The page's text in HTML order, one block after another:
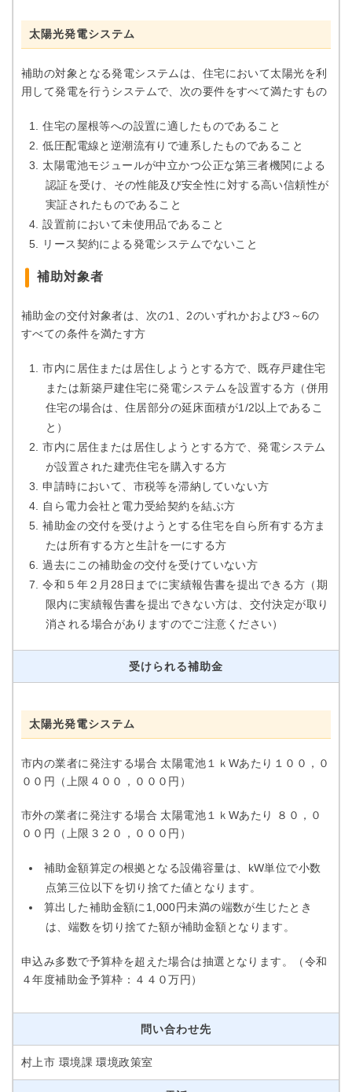
太陽光発電システム
補助の対象となる発電システムは、住宅において太陽光を利
用して発電を行うシステムで、次の要件をすべて満たすもの
住宅の屋根等への設置に適したものであること
低圧配電線と逆潮流有りで連系したものであること
太陽電池モジュールが中立かつ公正な第三者機関による
認証を受け、その性能及び安全性に対する高い信頼性が
実証されたものであること
設置前において未使用品であること
リース契約による発電システムでないこと
補助対象者
補助金の交付対象者は、次の1、2のいずれかおよび3～6の
すべての条件を満たす方
市内に居住または居住しようとする方で、既存戸建住宅
または新築戸建住宅に発電システムを設置する方（併用
住宅の場合は、住居部分の延床面積が1/2以上であるこ
と）
市内に居住または居住しようとする方で、発電システム
が設置された建売住宅を購入する方
申請時において、市税等を滞納していない方
自ら電力会社と電力受給契約を結ぶ方
補助金の交付を受けようとする住宅を自ら所有する方ま
たは所有する方と生計を一にする方
過去にこの補助金の交付を受けていない方
令和５年２月28日までに実績報告書を提出できる方（期
限内に実績報告書を提出できない方は、交付決定が取り
消される場合がありますのでご注意ください）
受けられる補助金
太陽光発電システム
市内の業者に発注する場合 太陽電池１ｋWあたり１００，０
００円（上限４００，０００円）
市外の業者に発注する場合 太陽電池１ｋWあたり ８０，０
００円（上限３２０，０００円）
補助金額算定の根拠となる設備容量は、kW単位で小数
点第三位以下を切り捨てた値となります。
算出した補助金額に1,000円未満の端数が生じたとき
は、端数を切り捨てた額が補助金額となります。
申込み多数で予算枠を超えた場合は抽選となります。（令和
４年度補助金予算枠：４４０万円）
問い合わせ先
村上市 環境課 環境政策室